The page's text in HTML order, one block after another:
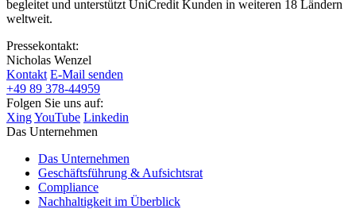
begleitet und unterstützt UniCredit Kunden in weiteren 18 Ländern
weltweit.
Pressekontakt:
Nicholas Wenzel
Kontakt E-Mail senden
+49 89 378-44959
Folgen Sie uns auf:
XingYouTube Linkedin
Das Unternehmen
Das Unternehmen
Geschäftsführung & Aufsichtsrat
Compliance
Nachhaltigkeit im Überblick